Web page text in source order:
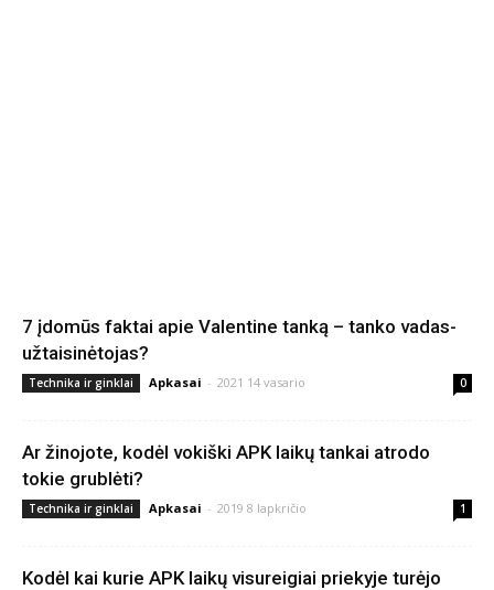
7 įdomūs faktai apie Valentine tanką – tanko vadas-
užtaisinėtojas?
Technika ir ginklai Apkasai - 2021 14 vasario 0
Ar žinojote, kodėl vokiški APK laikų tankai atrodo
tokie grublėti?
Technika ir ginklai Apkasai - 2019 8 lapkričio 1
Kodėl kai kurie APK laikų visureigiai priekyje turėjo